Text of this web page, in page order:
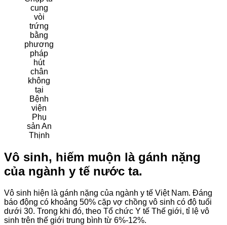
cung
vòi
trứng
bằng
phương
pháp
hút
chân
không
tại
Bệnh
viện
Phụ
sản An
Thịnh
Vô sinh, hiếm muộn là gánh nặng
của ngành y tế nước ta.
Vô sinh hiện là gánh nặng của ngành y tế Việt Nam. Đáng
báo động có khoảng 50% cặp vợ chồng vô sinh có độ tuổi
dưới 30. Trong khi đó, theo Tổ chức Y tế Thế giới, tỉ lệ vô
sinh trên thế giới trung bình từ 6%-12%.